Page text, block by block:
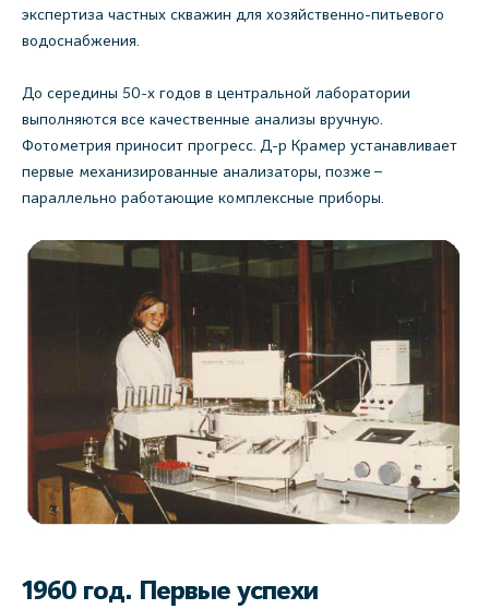
экспертиза частных скважин для хозяйственно-питьевого
водоснабжения.
До середины 50-х годов в центральной лаборатории
выполняются все качественные анализы вручную.
Фотометрия приносит прогресс. Д-р Крамер устанавливает
первые механизированные анализаторы, позже –
параллельно работающие комплексные приборы.
1960 год. Первые успехи